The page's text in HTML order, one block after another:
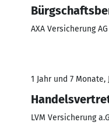
AXA Versicherung AG
1 Jahr und 7 Monate,
LVM Versicherung